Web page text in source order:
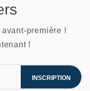
première !
!
INSCRIPTION